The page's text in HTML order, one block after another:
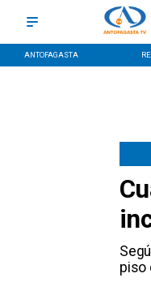
ANTOFAGASTA
piso